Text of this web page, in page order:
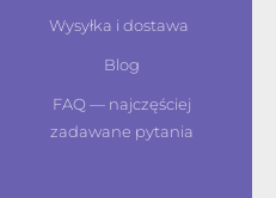
Wysyłka i dostawa
Blog
FAQ — najczęściej
zadawane pytania